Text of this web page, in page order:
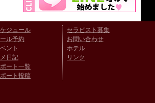
ジュール
ル予約
ント
日記
ート一覧
ート投稿
セラピスト募集
お問い合わせ
ホテル
リンク